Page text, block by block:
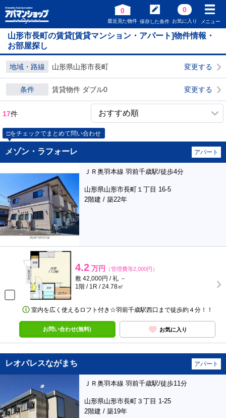
0
最近見た物件 保存した条件
0
お気に入り メニュー
山形市長町の賃貸[賃貸マンション・アパート]物件情報・
お部屋探し
地域・路線 山形県山形市長町 変更する
条件 賃貸物件 ダブル0 変更する
17件
□をチェックでまとめて問い合わせ
メゾン・ラフォーレ アパート
ＪＲ奥羽本線 羽前千歳駅/徒歩4分
山形県山形市長町１丁目 16-5
2階建 / 築22年
4.2 万円 （管理費等2,000円）
敷 42,000円 / 礼 －
1階 / 1R / 24.78㎡
室内を広く使えるロフト付き☆羽前千歳駅西口まで徒歩約４分！！
お問い合わせ(無料) お気に入り
レオパレスながまち アパート
ＪＲ奥羽本線 羽前千歳駅/徒歩11分
山形県山形市長町３丁目 1-25
2階建 / 築19年